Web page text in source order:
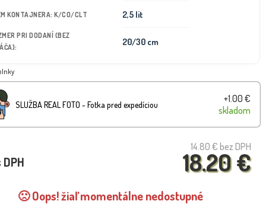
KONTAJNERA: K/CO/CLT 2,5 lit
PRI DODANÍ (BEZ
20/30 cm
SLUŽBA REAL FOTO - Fotka pred expedíciou
+1.00 €
skladom
14.80 € bez DPH
18.20 €
DPH
🙁 Oops! žiaľ momentálne nedostupné